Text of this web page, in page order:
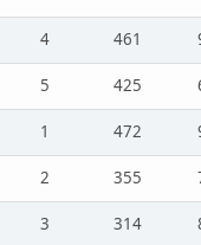
4 461
5 425
1 472
2 355
3 314